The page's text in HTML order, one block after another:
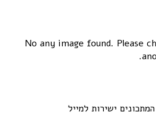
No any image found. Please
ישירות למייל